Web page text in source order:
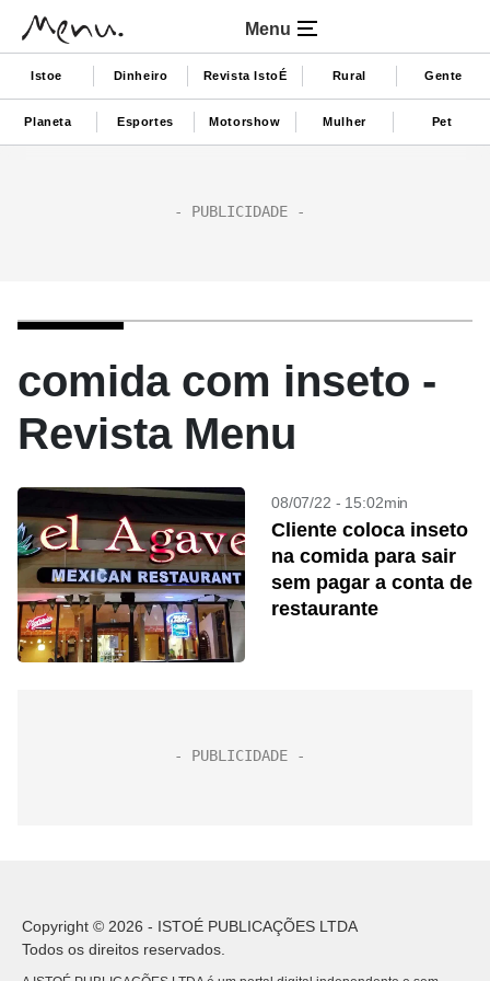
Menu
Istoe Dinheiro Revista IstoÉ Rural Gente
Planeta Esportes Motorshow Mulher Pet
comida com inseto -
Revista Menu
08/07/22 - 15:02min
Cliente coloca inseto
na comida para sair
sem pagar a conta de
restaurante
Copyright © 2026 - ISTOÉ PUBLICAÇÕES LTDA
Todos os direitos reservados.